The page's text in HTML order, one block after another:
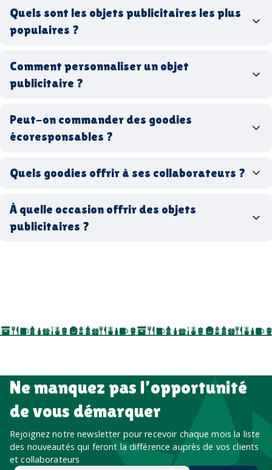
Quels sont les objets publicitaires les plus
populaires ?
stylos personnalisés
tote bags publicitaires
gourdes réutilisables
France Made in Europe goodies hi-tech
Comment personnaliser un objet
publicitaire ?
Peut-on commander des goodies
écoresponsables ?
goodies écologiques
recyclés, fabriqués en France ou en Europe,
biodégradables ou réutilisables
Quels goodies offrir à ses collaborateurs ?
entreprise
goodies utiles au bureau
À quelle occasion offrir des objets
publicitaires ?
salon professionnel
Ne manquez pas l’opportunité
de vous démarquer
Rejoignez notre newsletter pour recevoir chaque mois la liste
des nouveautés qui feront la différence auprès de vos clients
et collaborateurs